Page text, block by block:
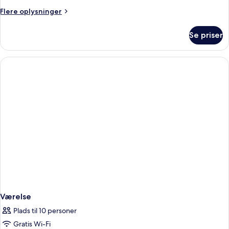
Flere oplysninger
Flere
standard
Se priser
Værelse
Plads til 10 personer
Gratis Wi-Fi